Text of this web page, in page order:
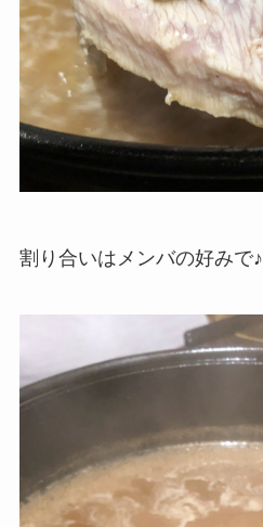
割り合いはメンバの好みで♪